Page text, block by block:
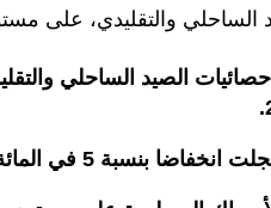
ميناء لمهيريز، ارتفاعا بنسبة 12 في المائة
مقابل أزيد من 82,11 مليون درهم قبل عام.